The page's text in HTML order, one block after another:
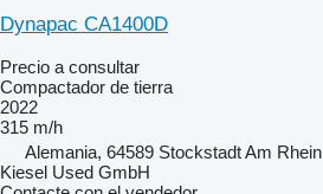
Dynapac CA1400D
Precio a consultar
Compactador de tierra
2022
315 m/h
Alemania, 64589 Stockstadt Am Rhein
Kiesel Used GmbH